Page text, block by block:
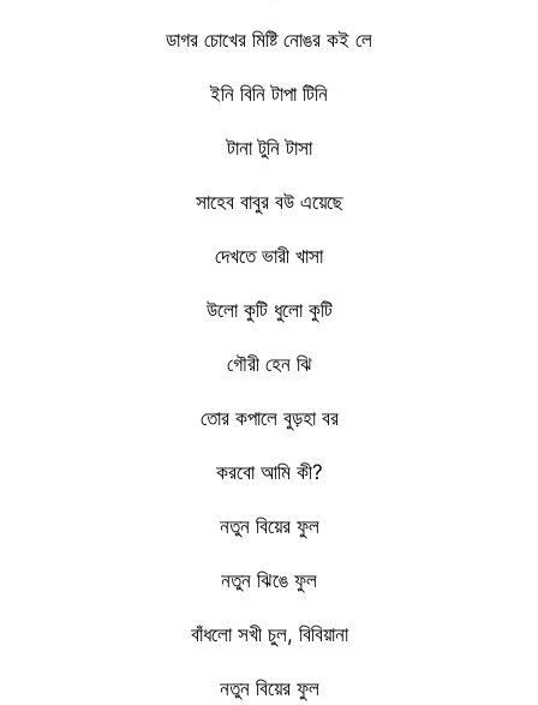
ডাগর চোখের মিষ্টি নোঙর কই লে
ইনি বিনি টাপা টিনি
টানা টুনি টাসা
সাহেব বাবুর বউ এয়েছে
দেখতে ভারী খাসা
উলো কুটি ধুলো কুটি
গৌরী হেন ঝি
তোর কপালে বুড়হা বর
করবো আমি কী?
নতুন বিয়ের ফুল
নতুন ঝিঙে ফুল
বাঁধলো সখী চুল, বিবিয়ানা
নতুন বিয়ের ফুল